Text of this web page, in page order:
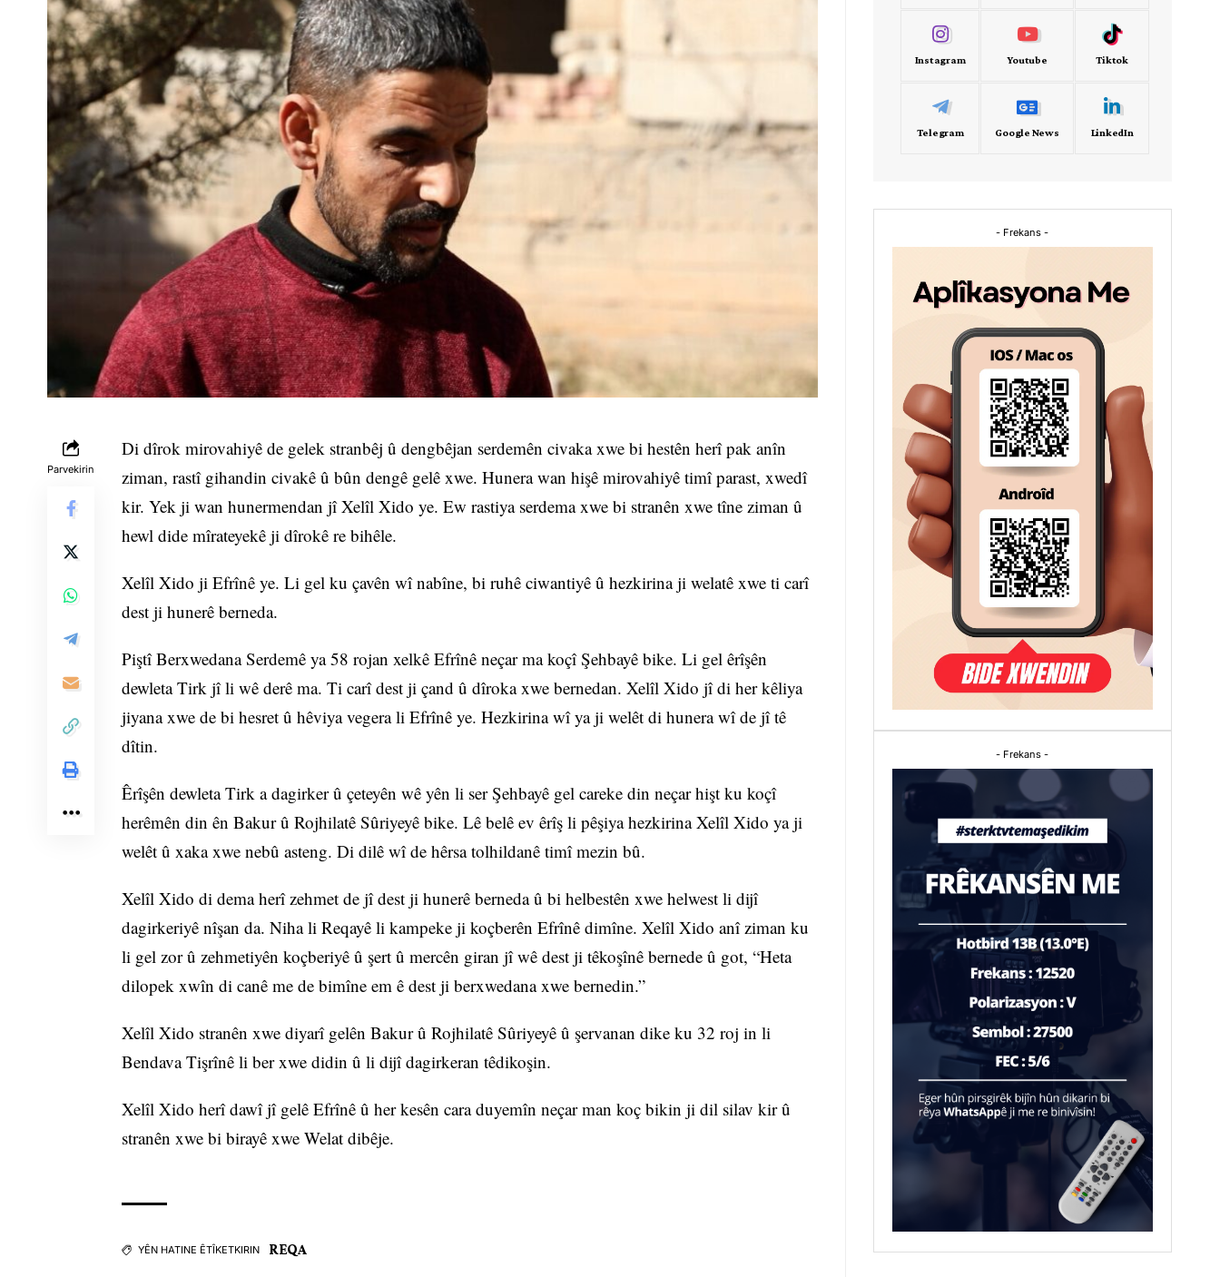
Parvekirin
Di dîrok mirovahiyê de gelek stranbêj û dengbêjan serdemên civaka xwe bi hestên herî pak anîn
ziman, rastî gihandin civakê û bûn dengê gelê xwe. Hunera wan hişê mirovahiyê timî parast, xwedî
kir. Yek ji wan hunermendan jî Xelîl Xido ye. Ew rastiya serdema xwe bi stranên xwe tîne ziman û
hewl dide mîrateyekê ji dîrokê re bihêle.
Xelîl Xido ji Efrînê ye. Li gel ku çavên wî nabîne, bi ruhê ciwantiyê û hezkirina ji welatê xwe ti carî
dest ji hunerê berneda.
Piştî Berxwedana Serdemê ya 58 rojan xelkê Efrînê neçar ma koçî Şehbayê bike. Li gel êrîşên
dewleta Tirk jî li wê derê ma. Ti carî dest ji çand û dîroka xwe bernedan. Xelîl Xido jî di her kêliya
jiyana xwe de bi hesret û hêviya vegera li Efrînê ye. Hezkirina wî ya ji welêt di hunera wî de jî tê
dîtin.
Êrîşên dewleta Tirk a dagirker û çeteyên wê yên li ser Şehbayê gel careke din neçar hişt ku koçî
herêmên din ên Bakur û Rojhilatê Sûriyeyê bike. Lê belê ev êrîş li pêşiya hezkirina Xelîl Xido ya ji
welêt û xaka xwe nebû asteng. Di dilê wî de hêrsa tolhildanê timî mezin bû.
Xelîl Xido di dema herî zehmet de jî dest ji hunerê berneda û bi helbestên xwe helwest li dijî
dagirkeriyê nîşan da. Niha li Reqayê li kampeke ji koçberên Efrînê dimîne. Xelîl Xido anî ziman ku
li gel zor û zehmetiyên koçberiyê û şert û mercên giran jî wê dest ji têkoşînê bernede û got, “Heta
dilopek xwîn di canê me de bimîne em ê dest ji berxwedana xwe bernedin.”
Xelîl Xido stranên xwe diyarî gelên Bakur û Rojhilatê Sûriyeyê û şervanan dike ku 32 roj in li
Bendava Tişrînê li ber xwe didin û li dijî dagirkeran têdikoşin.
Xelîl Xido herî dawî jî gelê Efrînê û her kesên cara duyemîn neçar man koç bikin ji dil silav kir û
stranên xwe bi birayê xwe Welat dibêje.
YÊN HATINE ÊTÎKETKIRIN REQA
Instagram Youtube Tiktok
Telegram Google News LinkedIn
- Frekans -
- Frekans -